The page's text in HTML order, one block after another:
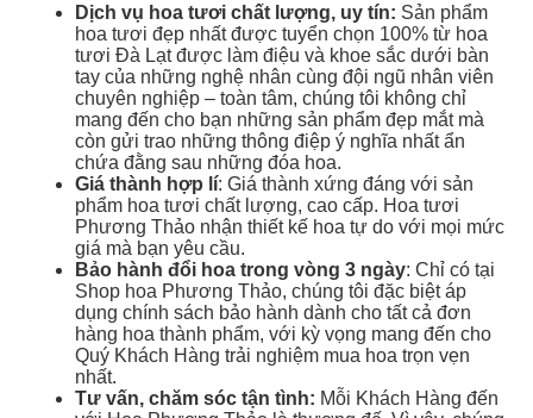
Dịch vụ hoa tươi chất lượng, uy tín: Sản phẩm
hoa tươi đẹp nhất được tuyển chọn 100% từ hoa
tươi Đà Lạt được làm điệu và khoe sắc dưới bàn
tay của những nghệ nhân cùng đội ngũ nhân viên
chuyên nghiệp – toàn tâm, chúng tôi không chỉ
mang đến cho bạn những sản phẩm đẹp mắt mà
còn gửi trao những thông điệp ý nghĩa nhất ẩn
chứa đằng sau những đóa hoa.
Giá thành hợp lí: Giá thành xứng đáng với sản
phẩm hoa tươi chất lượng, cao cấp. Hoa tươi
Phương Thảo nhận thiết kế hoa tự do với mọi mức
giá mà bạn yêu cầu.
Bảo hành đổi hoa trong vòng 3 ngày: Chỉ có tại
Shop hoa Phương Thảo, chúng tôi đặc biệt áp
dụng chính sách bảo hành dành cho tất cả đơn
hàng hoa thành phẩm, với kỳ vọng mang đến cho
Quý Khách Hàng trải nghiệm mua hoa trọn vẹn
nhất.
Tư vấn, chăm sóc tận tình: Mỗi Khách Hàng đến